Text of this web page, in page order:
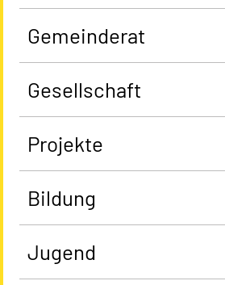
Gemeinderat
Gesellschaft
Projekte
Bildung
Jugend